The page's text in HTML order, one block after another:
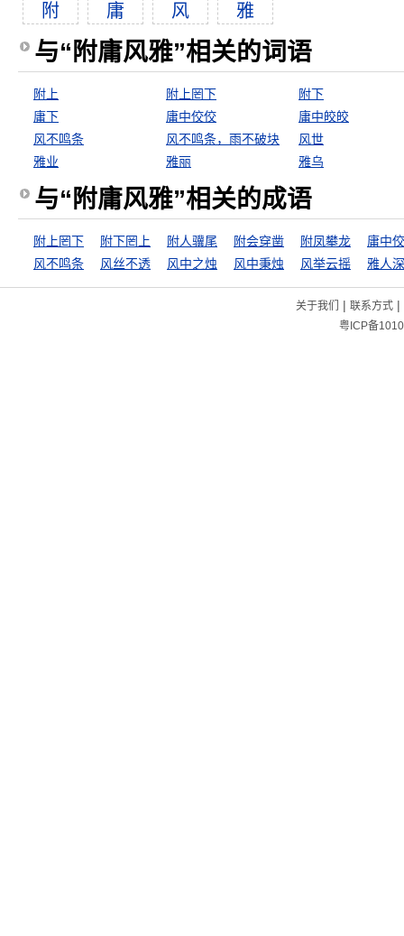
附 庸 风 雅
与“附庸风雅”相关的词语
附上 附上罔下
附下
庸下
庸中佼佼
庸中皎皎
风不鸣条
风不鸣条，雨不破块
风世
雅业
雅丽 雅乌
与“附庸风雅”相关的成语
附上罔下 附下罔上 附人骥尾 附会穿凿 附凤攀龙
庸中
风不鸣条
风丝不透 风中之烛 风中秉烛 风举云摇 雅人
关于我们 | 联系方式|
粤ICP备